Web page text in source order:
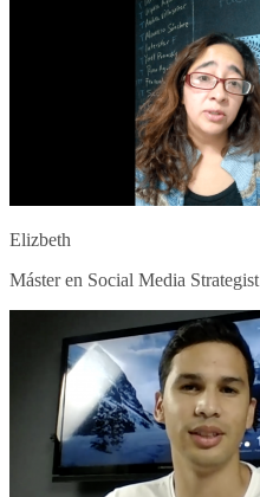
Elizbeth
Máster en Social Media Strategist